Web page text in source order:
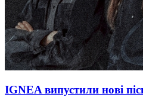
IGNEA випустили нові